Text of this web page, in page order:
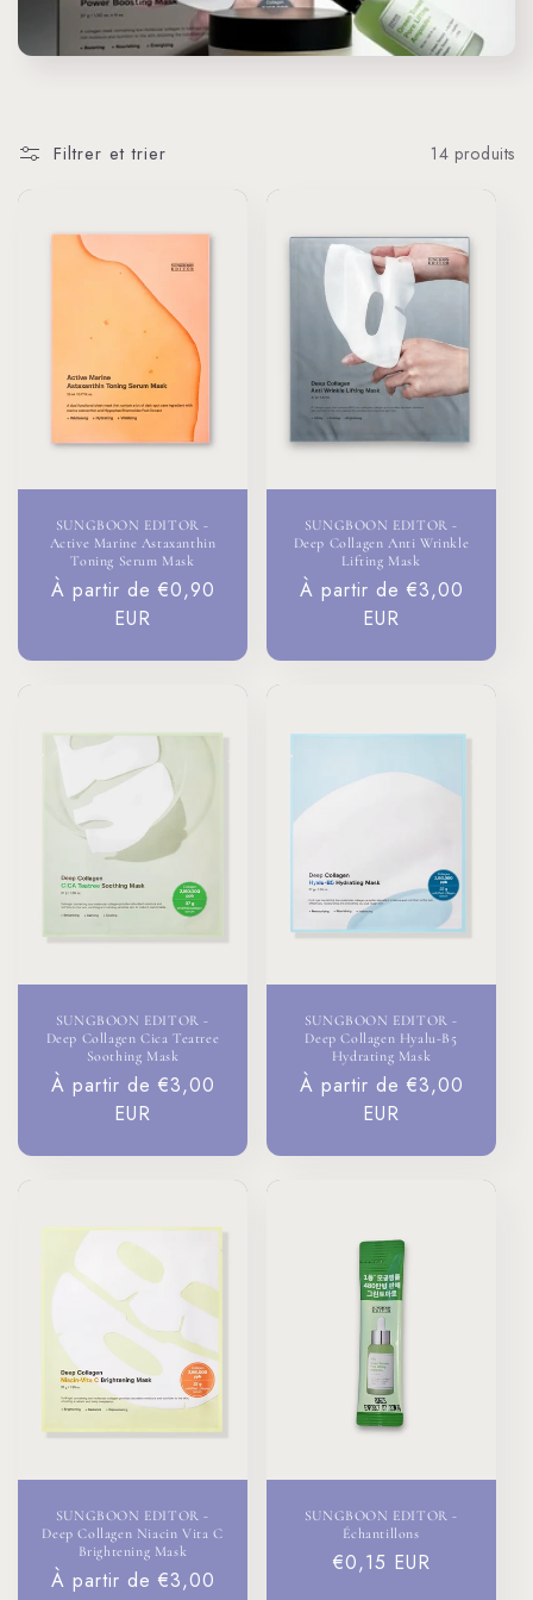
i
n
:
Filtrer et trier 14 produits
SUNGBOON EDITOR -
Active Marine Astaxanthin
Toning Serum Mask
Prix
À partir de €0,90
EUR
SUNGBOON EDITOR -
Deep Collagen Anti Wrinkle
Lifting Mask
Prix
À partir de €3,00
EUR
SUNGBOON EDITOR -
Deep Collagen Cica Teatree
Soothing Mask
Prix
À partir de €3,00
EUR
SUNGBOON EDITOR -
Deep Collagen Hyalu-B5
Hydrating Mask
Prix
À partir de €3,00
EUR
SUNGBOON EDITOR -
Deep Collagen Niacin Vita C
Brightening Mask
Prix
À partir de €3,00
SUNGBOON EDITOR -
Échantillons
Prix
€0,15 EUR